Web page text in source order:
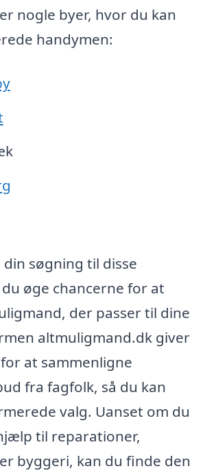
nogle byer, hvor du kan
handymen:
søgning til disse
øge chancerne for at
der passer til dine
altmuligmand.dk giver
at sammenligne
fra fagfolk, så du kan
valg. Uanset om du
til reparationer,
byggeri, kan du finde den